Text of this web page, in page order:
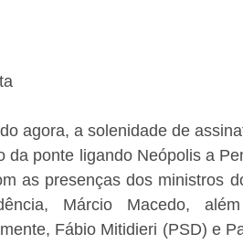
agora, a solenidade de
da ponte ligando Neópolis a
as presenças dos ministros
Márcio Macedo,
Fábio Mitidieri (PSD) e